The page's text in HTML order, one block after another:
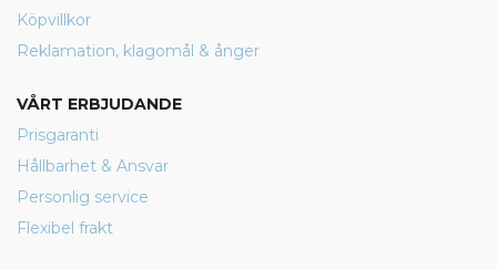
Köpvillkor
Reklamation, klagomål & ånger
VÅRT ERBJUDANDE
Prisgaranti
Hållbarhet & Ansvar
Personlig service
Flexibel frakt